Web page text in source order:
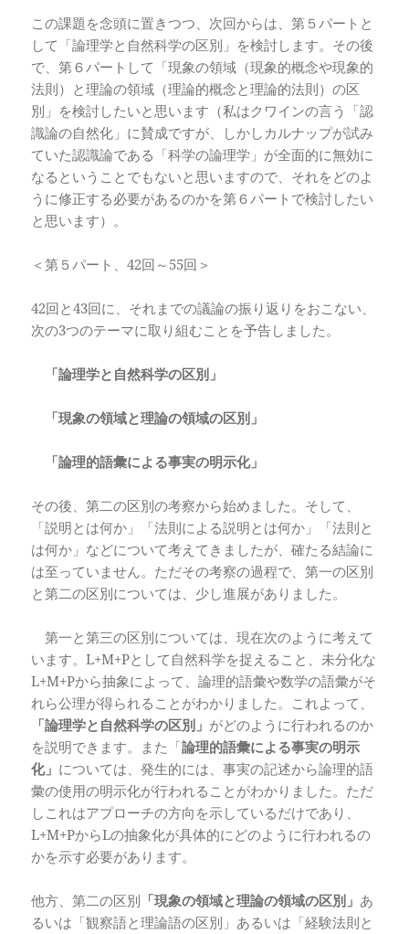
この課題を念頭に置きつつ、次回からは、第５パートと
して「論理学と自然科学の区別」を検討します。その後
で、第６パートして「現象の領域（現象的概念や現象的
法則）と理論の領域（理論的概念と理論的法則）の区
別」を検討したいと思います（私はクワインの言う「認
識論の自然化」に賛成ですが、しかしカルナップが試み
ていた認識論である「科学の論理学」が全面的に無効に
なるということでもないと思いますので、それをどのよ
うに修正する必要があるのかを第６パートで検討したい
と思います）。
＜第５パート、42回～55回＞
42回と43回に、それまでの議論の振り返りをおこない、
次の3つのテーマに取り組むことを予告しました。
「論理学と自然科学の区別」
「現象の領域と理論の領域の区別」
「論理的語彙による事実の明示化」
その後、第二の区別の考察から始めました。そして、
「説明とは何か」「法則による説明とは何か」「法則と
は何か」などについて考えてきましたが、確たる結論に
は至っていません。ただその考察の過程で、第一の区別
と第二の区別については、少し進展がありました。
第一と第三の区別については、現在次のように考えて
います。L+M+Pとして自然科学を捉えること、未分化な
L+M+Pから抽象によって、論理的語彙や数学の語彙がそ
れら公理が得られることがわかりました。これよって、
「論理学と自然科学の区別」 がどのように行われるのか
を説明できます。また「論理的語彙による事実の明示
化」 については、発生的には、事実の記述から論理的語
彙の使用の明示化が行われることがわかりました。ただ
しこれはアプローチの方向を示しているだけであり、
L+M+PからLの抽象化が具体的にどのように行われるの
かを示す必要があります。
他方、第二の区別 「現象の領域と理論の領域の区別」 あ
るいは「観察語と理論語の区別」あるいは「経験法則と